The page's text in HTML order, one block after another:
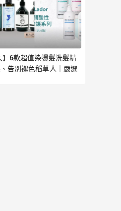
6款超值染燙髮洗髮精
告別褪色稻草人｜嚴選